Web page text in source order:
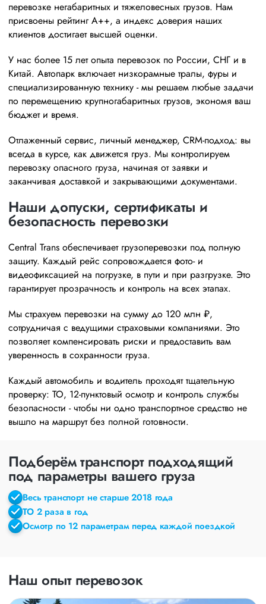
перевозке негабаритных и тяжеловесных грузов. Нам
присвоены рейтинг A++, а индекс доверия наших
клиентов достигает высшей оценки.
У нас более 15 лет опыта перевозок по России, СНГ и в
Китай. Автопарк включает низкорамные тралы, фуры и
специализированную технику - мы решаем любые задачи
по перемещению крупногабаритных грузов, экономя ваш
бюджет и время.
Отлаженный сервис, личный менеджер, CRM‑подход: вы
всегда в курсе, как движется груз. Мы контролируем
перевозку опасного груза, начиная от заявки и
заканчивая доставкой и закрывающими документами.
Наши допуски, сертификаты и
безопасность перевозки
Central Trans обеспечивает грузоперевозки под полную
защиту. Каждый рейс сопровождается фото‑ и
видеофиксацией на погрузке, в пути и при разгрузке. Это
гарантирует прозрачность и контроль на всех этапах.
Мы страхуем перевозки на сумму до 120 млн ₽,
сотрудничая с ведущими страховыми компаниями. Это
позволяет компенсировать риски и предоставить вам
уверенность в сохранности груза.
Каждый автомобиль и водитель проходят тщательную
проверку: ТО, 12‑пунктовый осмотр и контроль службы
безопасности - чтобы ни одно транспортное средство не
вышло на маршрут без полной готовности.
Подберём транспорт подходящий
под параметры вашего груза
Весь транспорт не старше 2018 года
ТО 2 раза в год
Осмотр по 12 параметрам перед каждой поездкой
Наш опыт перевозок